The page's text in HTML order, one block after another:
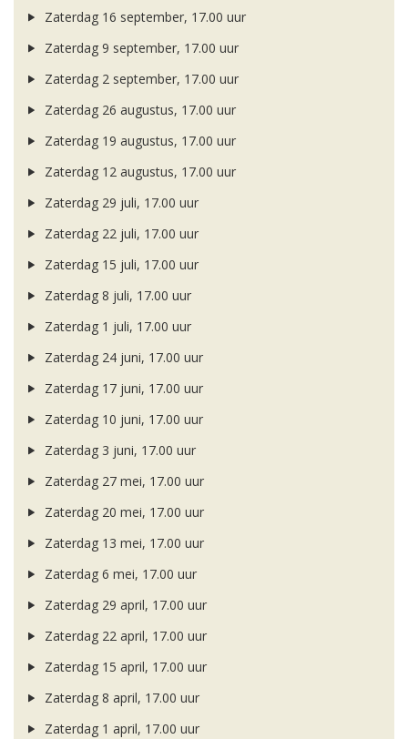
Zaterdag 16 september, 17.00 uur
Zaterdag 9 september, 17.00 uur
Zaterdag 2 september, 17.00 uur
Zaterdag 26 augustus, 17.00 uur
Zaterdag 19 augustus, 17.00 uur
Zaterdag 12 augustus, 17.00 uur
Zaterdag 29 juli, 17.00 uur
Zaterdag 22 juli, 17.00 uur
Zaterdag 15 juli, 17.00 uur
Zaterdag 8 juli, 17.00 uur
Zaterdag 1 juli, 17.00 uur
Zaterdag 24 juni, 17.00 uur
Zaterdag 17 juni, 17.00 uur
Zaterdag 10 juni, 17.00 uur
Zaterdag 3 juni, 17.00 uur
Zaterdag 27 mei, 17.00 uur
Zaterdag 20 mei, 17.00 uur
Zaterdag 13 mei, 17.00 uur
Zaterdag 6 mei, 17.00 uur
Zaterdag 29 april, 17.00 uur
Zaterdag 22 april, 17.00 uur
Zaterdag 15 april, 17.00 uur
Zaterdag 8 april, 17.00 uur
Zaterdag 1 april, 17.00 uur